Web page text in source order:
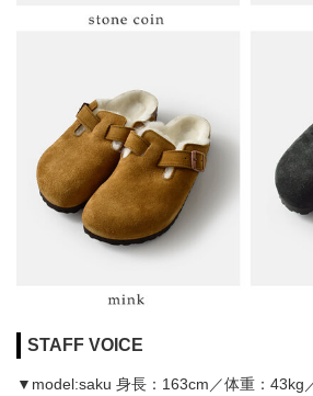
STAFF VOICE
▼model:saku 身長：163cm／体重：43kg